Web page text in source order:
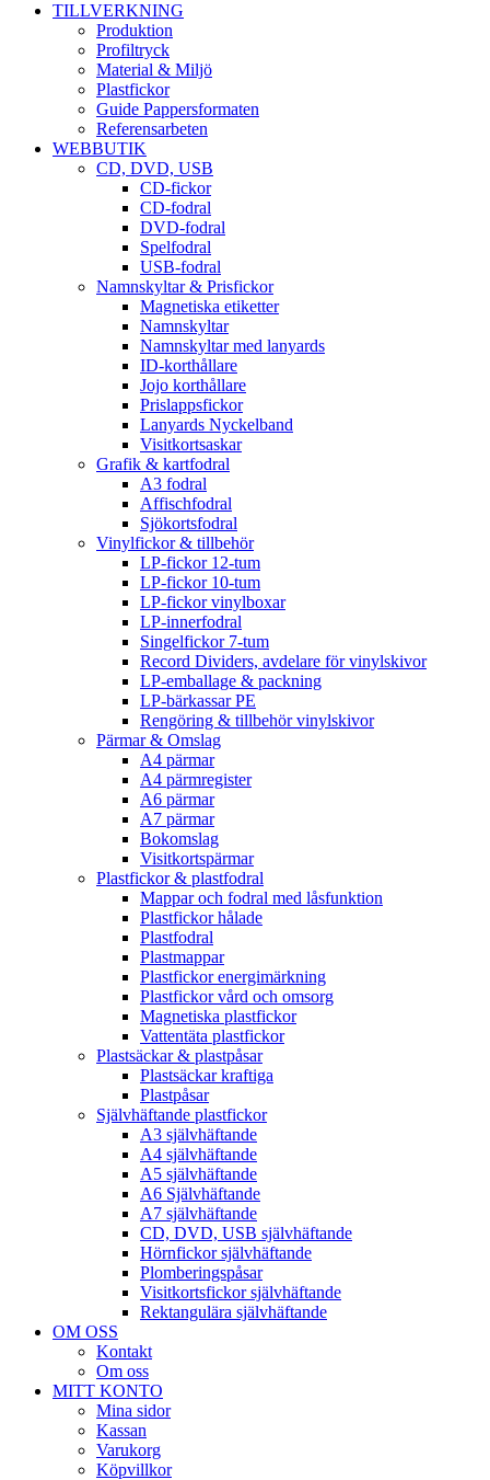
TILLVERKNING
Produktion
Profiltryck
Material & Miljö
Plastfickor
Guide Pappersformaten
Referensarbeten
WEBBUTIK
CD, DVD, USB
CD-fickor
CD-fodral
DVD-fodral
Spelfodral
USB-fodral
Namnskyltar & Prisfickor
Magnetiska etiketter
Namnskyltar
Namnskyltar med lanyards
ID-korthållare
Jojo korthållare
Prislappsfickor
Lanyards Nyckelband
Visitkortsaskar
Grafik & kartfodral
A3 fodral
Affischfodral
Sjökortsfodral
Vinylfickor & tillbehör
LP-fickor 12-tum
LP-fickor 10-tum
LP-fickor vinylboxar
LP-innerfodral
Singelfickor 7-tum
Record Dividers, avdelare för vinylskivor
LP-emballage & packning
LP-bärkassar PE
Rengöring & tillbehör vinylskivor
Pärmar & Omslag
A4 pärmar
A4 pärmregister
A6 pärmar
A7 pärmar
Bokomslag
Visitkortspärmar
Plastfickor & plastfodral
Mappar och fodral med låsfunktion
Plastfickor hålade
Plastfodral
Plastmappar
Plastfickor energimärkning
Plastfickor vård och omsorg
Magnetiska plastfickor
Vattentäta plastfickor
Plastsäckar & plastpåsar
Plastsäckar kraftiga
Plastpåsar
Självhäftande plastfickor
A3 självhäftande
A4 självhäftande
A5 självhäftande
A6 Självhäftande
A7 självhäftande
CD, DVD, USB självhäftande
Hörnfickor självhäftande
Plomberingspåsar
Visitkortsfickor självhäftande
Rektangulära självhäftande
OM OSS
Kontakt
Om oss
MITT KONTO
Mina sidor
Kassan
Varukorg
Köpvillkor